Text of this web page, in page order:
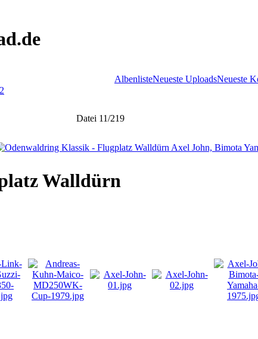
AlbenlisteNeueste UploadsNeueste
Datei 11/219
Walldürn